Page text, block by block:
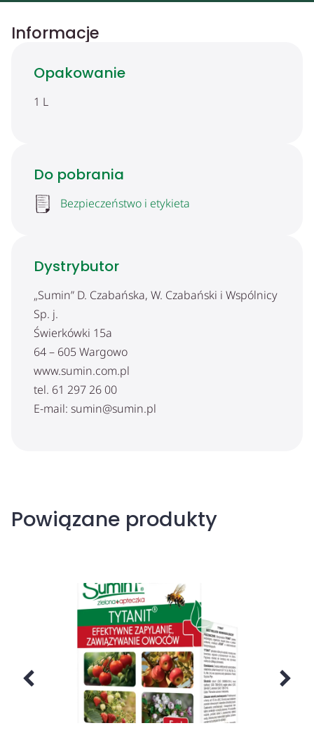
Informacje
Opakowanie
1 L
Do pobrania
Bezpieczeństwo i etykieta
Dystrybutor
„Sumin” D. Czabańska, W. Czabański i Wspólnicy
Sp. j.
Świerkówki 15a
64 – 605 Wargowo
www.sumin.com.pl
tel. 61 297 26 00
E-mail: sumin@sumin.pl
Powiązane produkty